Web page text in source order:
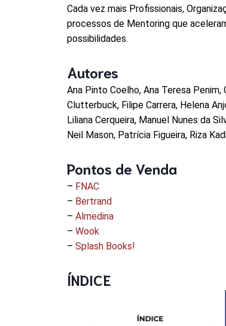
Cada vez mais Profissionais,
processos de Mentoring que
possibilidades.
Autores
Ana Pinto Coelho, Ana Teresa
Clutterbuck, Filipe Carrera, Helena
Liliana Cerqueira, Manuel Nunes da
Neil Mason, Patrícia Figueira, Riza
Pontos de Venda
– FNAC
– Bertrand
–Almedina
–Wook
–Splash Books!
ÍNDICE